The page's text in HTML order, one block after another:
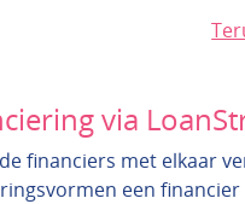
via
financiers met elkaar
een